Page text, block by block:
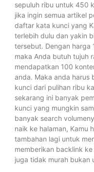
sepuluh ribu untuk 450
jika ingin semua artikel
daftar kata kunci yang
terlebih dulu dan yakin
tersebut. Dengan harga
maka Anda butuh tujuh
mendapatkan 100
anda. Maka anda harus
kunci dari pulihan ribu
sekarang ini banyak
kunci yang mungkin
banyak search
naik ke halaman, Kamu
tambahan lagi untuk
memberikan backlink
juga tidak murah bukan